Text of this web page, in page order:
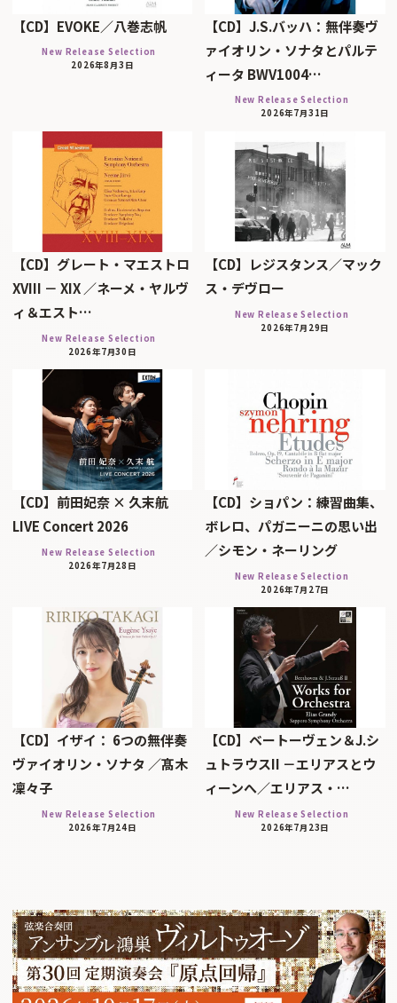
【CD】EVOKE／八巻志帆
New Release Selection
2026年8月3日
【CD】J.S.バッハ：無伴奏ヴ
ァイオリン・ソナタとパルテ
ィータ BWV1004…
New Release Selection
2026年7月31日
【CD】グレート・マエストロ
XVIII － XIX ／ネーメ・ヤルヴ
ィ＆エスト…
New Release Selection
2026年7月30日
【CD】レジスタンス／マック
ス・デヴロー
New Release Selection
2026年7月29日
【CD】前田妃奈 × 久末航
LIVE Concert 2026
New Release Selection
2026年7月28日
【CD】ショパン：練習曲集、
ボレロ、パガニーニの思い出
／シモン・ネーリング
New Release Selection
2026年7月27日
【CD】イザイ： 6つの無伴奏
ヴァイオリン・ソナタ ／髙木
凜々子
New Release Selection
2026年7月24日
【CD】ベートーヴェン＆J.シ
ュトラウスII －エリアスとウ
ィーンへ／エリアス・…
New Release Selection
2026年7月23日